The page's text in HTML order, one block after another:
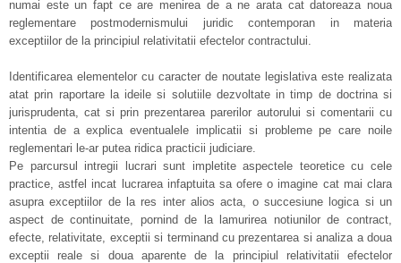
numai este un fapt ce are menirea de a ne arata cat datoreaza noua
reglementare postmodernismului juridic contemporan in materia
exceptiilor de la principiul relativitatii efectelor contractului.
Identificarea elementelor cu caracter de noutate legislativa este realizata
atat prin raportare la ideile si solutiile dezvoltate in timp de doctrina si
jurisprudenta, cat si prin prezentarea parerilor autorului si comentarii cu
intentia de a explica eventualele implicatii si probleme pe care noile
reglementari le-ar putea ridica practicii judiciare.
Pe parcursul intregii lucrari sunt impletite aspectele teoretice cu cele
practice, astfel incat lucrarea infaptuita sa ofere o imagine cat mai clara
asupra exceptiilor de la res inter alios acta, o succesiune logica si un
aspect de continuitate, pornind de la lamurirea notiunilor de contract,
efecte, relativitate, exceptii si terminand cu prezentarea si analiza a doua
exceptii reale si doua aparente de la principiul relativitatii efectelor